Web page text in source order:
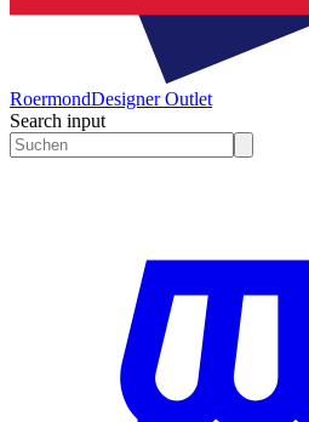
RoermondDesigner Outlet
Search input